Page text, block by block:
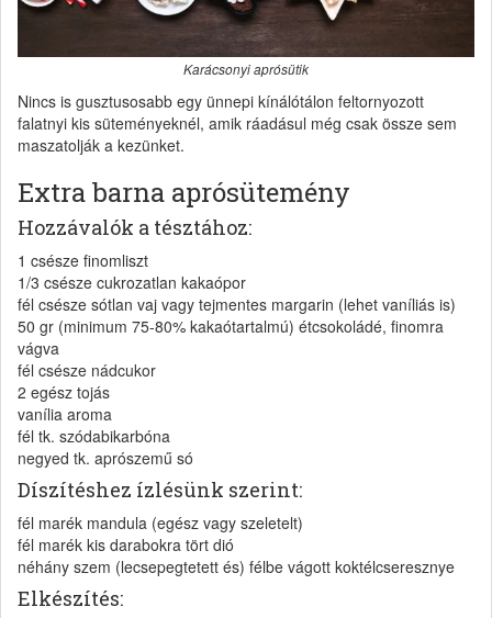
Karácsonyi aprósütik
Nincs is gusztusosabb egy ünnepi kínálótálon feltornyozott
falatnyi kis süteményeknél, amik ráadásul még csak össze sem
maszatolják a kezünket.
Extra barna aprósütemény
Hozzávalók a tésztához:
1 csésze finomliszt
1/3 csésze cukrozatlan kakaópor
fél csésze sótlan vaj vagy tejmentes margarin (lehet vaníliás is)
50 gr (minimum 75-80% kakaótartalmú) étcsokoládé, finomra
vágva
fél csésze nádcukor
2 egész tojás
vanília aroma
fél tk. szódabikarbóna
negyed tk. aprószemű só
Díszítéshez ízlésünk szerint:
fél marék mandula (egész vagy szeletelt)
fél marék kis darabokra tört dió
néhány szem (lecsepegtetett és) félbe vágott koktélcseresznye
Elkészítés: